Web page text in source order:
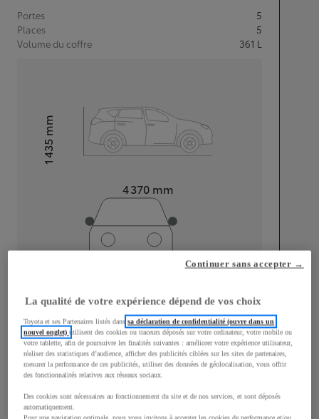
Portes
5
Places
5
Volume du coffre
361 L
4 370 mm
Hauteur1 435
mm
Consommation mixte
Émissions CO2
101 g/km
La qualité de votre expérience dépend de vos choix
Toyota et ses Partenaires listés danssa déclaration de confidentialité (ouvre dans un
nouvel onglet)utilisent des cookies ou traceurs déposés sur votre ordinateur, votre mobile ou
votre tablette, afin de poursuivre les finalités suivantes : améliorer votre expérience utilisateur,
réaliser des statistiques d’audience, afficher des publicités ciblées sur les sites de partenaires,
mesurer la performance de ces publicités, utiliser des données de géolocalisation, vous offrir
des fonctionnalités relatives aux réseaux sociaux.
Des cookies sont nécessaires au fonctionnement du site et de nos services, et sont déposés
automatiquement.
Pour une navigation optimale, nous vous invitons à accepter les cookies de performance et/ou
Continuer sans accepter →